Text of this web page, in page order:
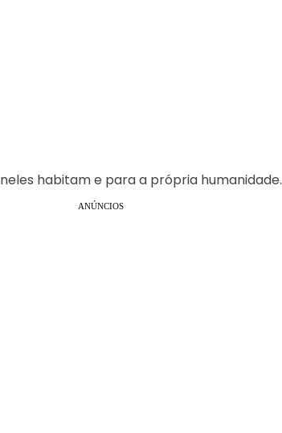
habitam e para a própria humanidade.
ANÚNCIOS